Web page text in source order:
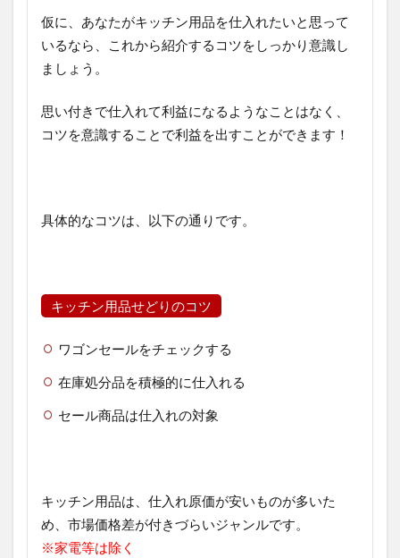
仮に、あなたがキッチン用品を仕入れたいと思って
いるなら、これから紹介するコツをしっかり意識し
ましょう。
思い付きで仕入れて利益になるようなことはなく、
コツを意識することで利益を出すことができます！
具体的なコツは、以下の通りです。
キッチン用品せどりのコツ
ワゴンセールをチェックする
在庫処分品を積極的に仕入れる
セール商品は仕入れの対象
キッチン用品は、仕入れ原価が安いものが多いた
め、市場価格差が付きづらいジャンルです。
※家電等は除く